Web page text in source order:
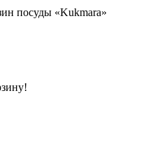
посуды «Kukmara»